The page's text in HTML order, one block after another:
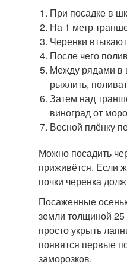
При посадке в
На 1 метр
Черенки
После чего
Между рядами в
рыхлить,
Затем над
виноград от
Весной плёнку
Можно посадить
приживётся. Если
почки черенка
Посаженные
земли толщиной
просто укрыть
появятся первые
заморозков.